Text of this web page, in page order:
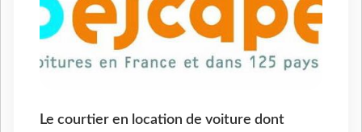
Le courtier en location de voiture dont